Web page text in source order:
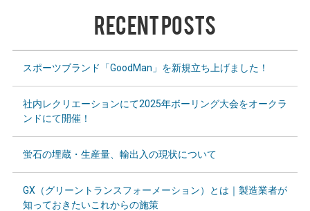
RECENT POSTS
スポーツブランド「GoodMan」を新規立ち上げました！
社内レクリエーションにて2025年ボーリング大会をオークラ
ンドにて開催！
蛍石の埋蔵・生産量、輸出入の現状について
GX（グリーントランスフォーメーション）とは｜製造業者が
知っておきたいこれからの施策